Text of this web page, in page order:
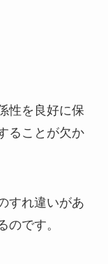
性を良好に保
ることが欠か
すれ違いがあ
のです。